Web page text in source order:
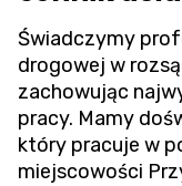
Świadczymy
drogowej w
zachowując
pracy. Mamy
który pracuje w
miejscowości